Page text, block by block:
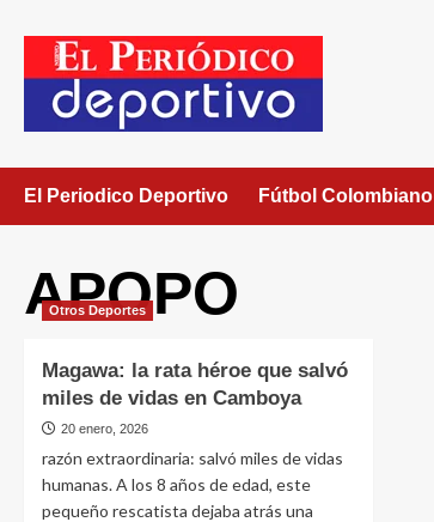
El Periodico Deportivo Fútbol Colombiano
APOPO
Otros Deportes
Magawa: la rata héroe que salvó
miles de vidas en Camboya
20 enero, 2026
razón extraordinaria: salvó miles de vidas
humanas. A los 8 años de edad, este
pequeño rescatista dejaba atrás una